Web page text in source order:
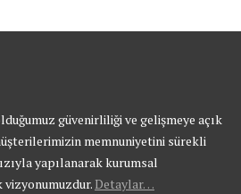
güvenirliliği ve gelişmeye açık
memnuniyetini sürekli
yapılanarak kurumsal
vizyonumuzdur.Detaylar…